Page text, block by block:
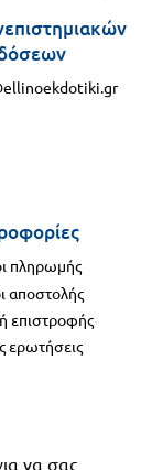
πληρωμής
αποστολής
επιστροφής
ερωτήσεις
να σας